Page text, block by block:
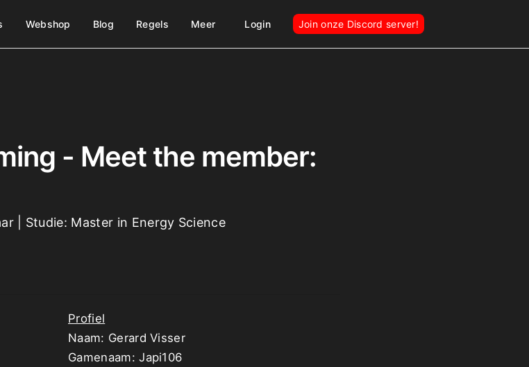
Webshop Blog Regels Meer Login Join onze Discord server!
- Meet the member:
| Studie: Master in Energy Science
Profiel
Naam: Gerard Visser
Gamenaam: Japi106